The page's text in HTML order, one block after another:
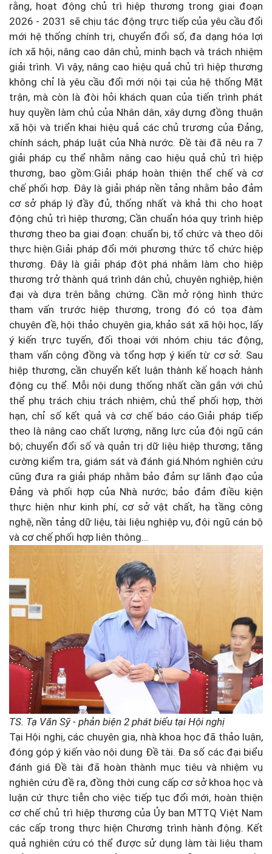
rằng, hoạt động chủ trì hiệp thương trong giai đoạn
2026 - 2031 sẽ chịu tác động trực tiếp của yêu cầu đổi
mới hệ thống chính trị, chuyển đổi số, đa dạng hóa lợi
ích xã hội, nâng cao dân chủ, minh bạch và trách nhiệm
giải trình. Vì vậy, nâng cao hiệu quả chủ trì hiệp thương
không chỉ là yêu cầu đổi mới nội tại của hệ thống Mặt
trận, mà còn là đòi hỏi khách quan của tiến trình phát
huy quyền làm chủ của Nhân dân, xây dựng đồng thuận
xã hội và triển khai hiệu quả các chủ trương của Đảng,
chính sách, pháp luật của Nhà nước. Đề tài đã nêu ra 7
giải pháp cụ thể nhằm nâng cao hiệu quả chủ trì hiệp
thương, bao gồm:Giải pháp hoàn thiện thể chế và cơ
chế phối hợp. Đây là giải pháp nền tảng nhằm bảo đảm
cơ sở pháp lý đầy đủ, thống nhất và khả thi cho hoạt
động chủ trì hiệp thương; Cần chuẩn hóa quy trình hiệp
thương theo ba giai đoạn: chuẩn bị, tổ chức và theo dõi
thực hiện.Giải pháp đổi mới phương thức tổ chức hiệp
thương. Đây là giải pháp đột phá nhằm làm cho hiệp
thương trở thành quá trình dân chủ, chuyên nghiệp, hiện
đại và dựa trên bằng chứng. Cần mở rộng hình thức
tham vấn trước hiệp thương, trong đó có tọa đàm
chuyên đề, hội thảo chuyên gia, khảo sát xã hội học, lấy
ý kiến trực tuyến, đối thoại với nhóm chịu tác động,
tham vấn cộng đồng và tổng hợp ý kiến từ cơ sở. Sau
hiệp thương, cần chuyển kết luận thành kế hoạch hành
động cụ thể. Mỗi nội dung thống nhất cần gắn với chủ
thể phụ trách chịu trách nhiệm, chủ thể phối hợp, thời
hạn, chỉ số kết quả và cơ chế báo cáo.Giải pháp tiếp
theo là nâng cao chất lượng, năng lực của đội ngũ cán
bộ; chuyển đổi số và quản trị dữ liệu hiệp thương; tăng
cường kiểm tra, giám sát và đánh giá.Nhóm nghiên cứu
cũng đưa ra giải pháp nhằm bảo đảm sự lãnh đạo của
Đảng và phối hợp của Nhà nước; bảo đảm điều kiện
thực hiện như kinh phí, cơ sở vật chất, hạ tầng công
nghệ, nền tảng dữ liệu, tài liệu nghiệp vụ, đội ngũ cán bộ
và cơ chế phối hợp liên thông…
TS. Tạ Văn Sỹ - phản biện 2 phát biểu tại Hội nghị
Tại Hội nghị, các chuyên gia, nhà khoa học đã thảo luận,
đóng góp ý kiến vào nội dung Đề tài. Đa số các đại biểu
đánh giá Đề tài đã hoàn thành mục tiêu và nhiệm vụ
nghiên cứu đề ra, đồng thời cung cấp cơ sở khoa học và
luận cứ thực tiễn cho việc tiếp tục đổi mới, hoàn thiện
cơ chế chủ trì hiệp thương của Ủy ban MTTQ Việt Nam
các cấp trong thực hiện Chương trình hành động. Kết
quả nghiên cứu có thể được sử dụng làm tài liệu tham